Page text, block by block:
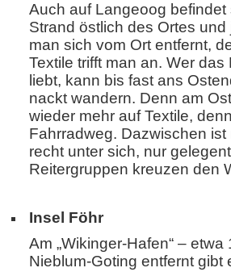
Auch auf Langeoog befindet
Strand östlich des Ortes und
man sich vom Ort entfernt,
Textile trifft man an. Wer
liebt, kann bis fast ans
nackt wandern. Denn am
wieder mehr auf Textile,
Fahrradweg. Dazwischen ist
recht unter sich, nur
Reitergruppen kreuzen den
Insel Föhr
Am „Wikinger-Hafen“ –
Nieblum-Goting entfernt gibt